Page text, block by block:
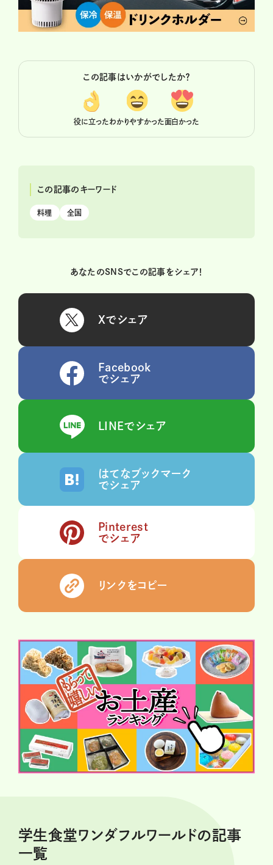
この記事はいかがでしたか？
役に立ったわかりやすかった面白かった
この記事のキーワード
料理 全国
あなたのSNSでこの記事をシェア！
Xでシェア
Facebook
でシェア
LINEでシェア
はてなブックマーク
でシェア
Pinterest
でシェア
リンクをコピー
学生食堂ワンダフルワールドの記事
一覧